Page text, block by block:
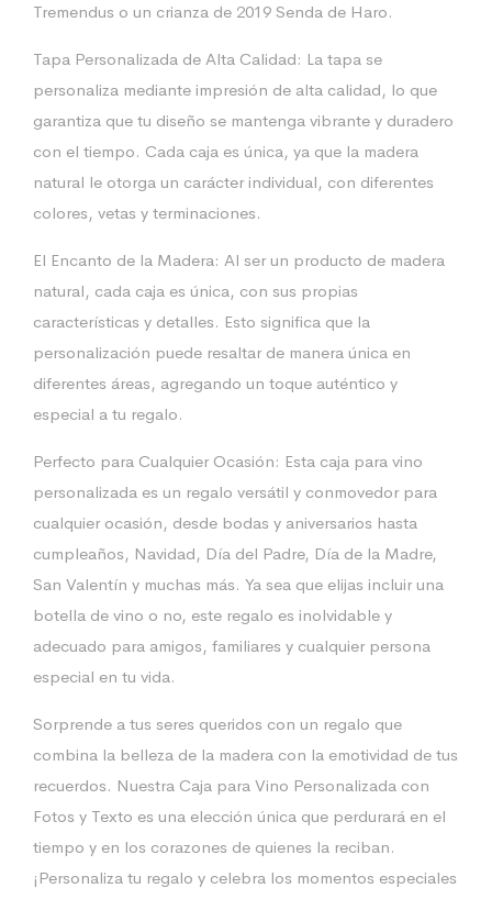
Tremendus o un crianza de 2019 Senda de Haro.
Tapa Personalizada de Alta Calidad: La tapa se
personaliza mediante impresión de alta calidad, lo que
garantiza que tu diseño se mantenga vibrante y duradero
con el tiempo. Cada caja es única, ya que la madera
natural le otorga un carácter individual, con diferentes
colores, vetas y terminaciones.
El Encanto de la Madera: Al ser un producto de madera
natural, cada caja es única, con sus propias
características y detalles. Esto significa que la
personalización puede resaltar de manera única en
diferentes áreas, agregando un toque auténtico y
especial a tu regalo.
Perfecto para Cualquier Ocasión: Esta caja para vino
personalizada es un regalo versátil y conmovedor para
cualquier ocasión, desde bodas y aniversarios hasta
cumpleaños, Navidad, Día del Padre, Día de la Madre,
San Valentín y muchas más. Ya sea que elijas incluir una
botella de vino o no, este regalo es inolvidable y
adecuado para amigos, familiares y cualquier persona
especial en tu vida.
Sorprende a tus seres queridos con un regalo que
combina la belleza de la madera con la emotividad de tus
recuerdos. Nuestra Caja para Vino Personalizada con
Fotos y Texto es una elección única que perdurará en el
tiempo y en los corazones de quienes la reciban.
¡Personaliza tu regalo y celebra los momentos especiales